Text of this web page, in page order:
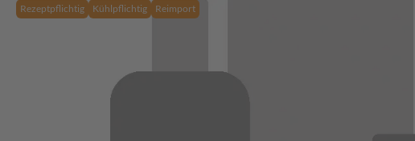
Rezeptpflichtig Kühlpflichtig Reimport